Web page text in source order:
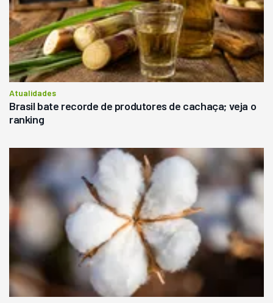
Atualidades
Brasil bate recorde de produtores de cachaça; veja o
ranking